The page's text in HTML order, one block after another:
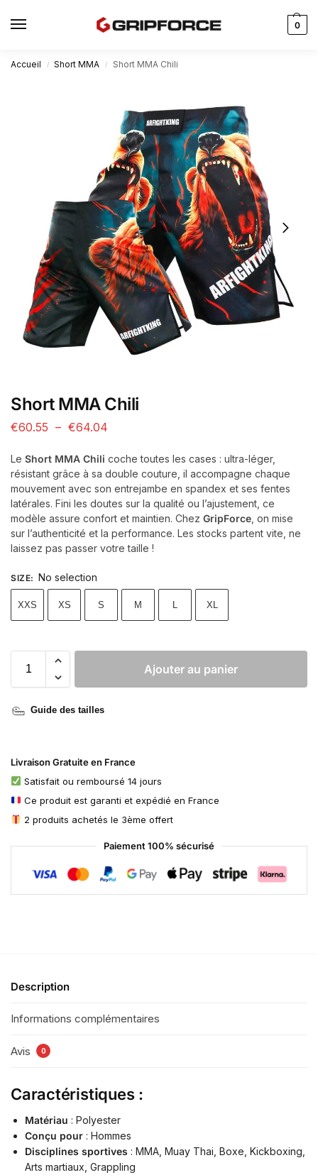
0
Accueil / Short MMA / Short MMA Chili
Short MMA Chili
€60.55 – €64.04
Le Short MMA Chili coche toutes les cases : ultra-léger,
résistant grâce à sa double couture, il accompagne chaque
mouvement avec son entrejambe en spandex et ses fentes
latérales. Fini les doutes sur la qualité ou l’ajustement, ce
modèle assure confort et maintien. Chez GripForce , on mise
sur l’authenticité et la performance. Les stocks partent vite, ne
laissez pas passer votre taille !
SIZE: No selection
XXS XS S M L XL
Ajouter au panier
Guide des tailles
Livraison Gratuite en France
Satisfait ou remboursé 14 jours
Ce produit est garanti et expédié en France
2 produits achetés le 3ème offert
Paiement 100% sécurisé
Description
Informations complémentaires
Avis 0
Caractéristiques :
Matériau : Polyester
Conçu pour : Hommes
Disciplines sportives : MMA, Muay Thai, Boxe, Kickboxing,
Arts martiaux, Grappling